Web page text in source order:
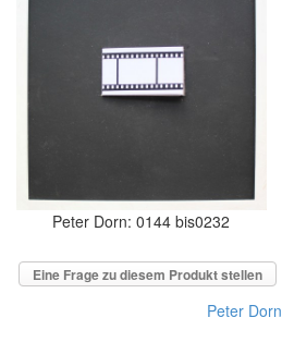
Peter Dorn: 0144 bis0232
Eine Frage zu diesem Produkt stellen
Peter Dorn